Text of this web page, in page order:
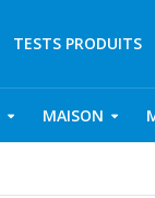
TESTS PRODUITS
MAISON